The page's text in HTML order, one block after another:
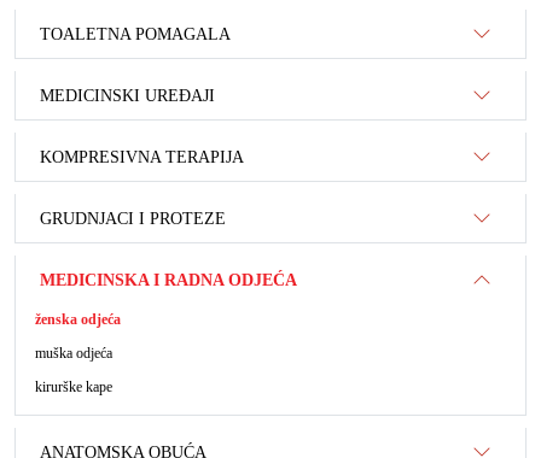
TOALETNA POMAGALA
MEDICINSKI UREĐAJI
KOMPRESIVNA TERAPIJA
GRUDNJACI I PROTEZE
MEDICINSKA I RADNA ODJEĆA
ženska odjeća
muška odjeća
kirurške kape
ANATOMSKA OBUĆA